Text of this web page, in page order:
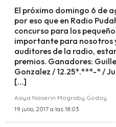
El próximo domingo 6 de
por eso que en Radio
concurso para los
importante para nosotros
auditores de la radio,
premios. Ganadores:
Gonzalez / 12.25*.***-* /
[…]
Asiya Naserin Mograby Godoy
19 julio, 2017 a las 18:03